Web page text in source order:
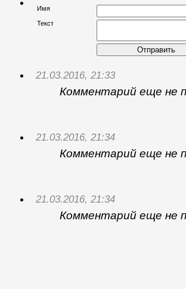
Имя
Текст
Отправить
21.03.2016, 21:33
Комментарий еще не
21.03.2016, 21:34
Комментарий еще не
21.03.2016, 21:34
Комментарий еще не